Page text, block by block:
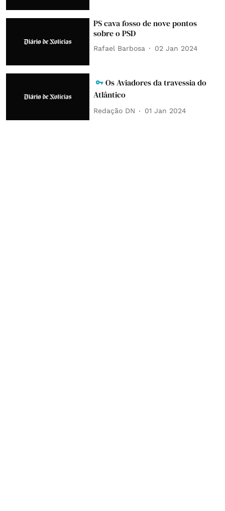
PS cava fosso de nove pontos
sobre o PSD
Rafael Barbosa 02 Jan 2024
Os Aviadores da travessia do
Atlântico
Redação DN 01 Jan 2024